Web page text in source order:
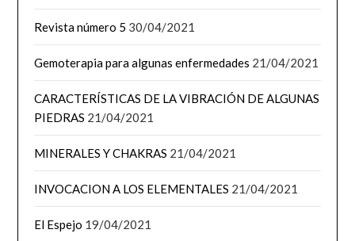
Revista número 5 30/04/2021
Gemoterapia para algunas enfermedades 21/04/2021
CARACTERÍSTICAS DE LA VIBRACIÓN DE ALGUNAS
PIEDRAS 21/04/2021
MINERALES Y CHAKRAS 21/04/2021
INVOCACION A LOS ELEMENTALES 21/04/2021
El Espejo 19/04/2021